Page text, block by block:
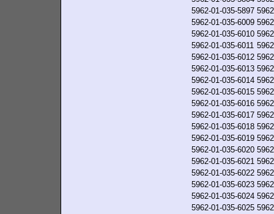
5962-01-035-5897
5962-01-035-6009
5962-01-035-6010
5962-01-035-6011
5962-01-035-6012
5962-01-035-6013
5962-01-035-6014
5962-01-035-6015
5962-01-035-6016
5962-01-035-6017
5962-01-035-6018
5962-01-035-6019
5962-01-035-6020
5962-01-035-6021
5962-01-035-6022
5962-01-035-6023
5962-01-035-6024
5962-01-035-6025